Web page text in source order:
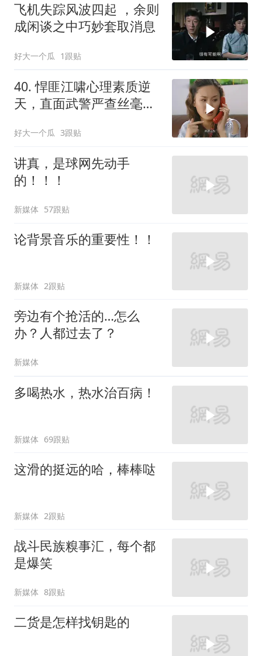
飞机失踪风波四起 ，余则
成闲谈之中巧妙套取消息
好大一个瓜 1跟贴
40. 悍匪江啸心理素质逆
天，直面武警严查丝毫不
好大一个瓜 3跟贴
讲真，是球网先动手
的！！！
新媒体 57跟贴
论背景音乐的重要性！！
新媒体 2跟贴
旁边有个抢活的…怎么
办？人都过去了？
新媒体
多喝热水，热水治百病！
新媒体 69跟贴
这滑的挺远的哈，棒棒哒
新媒体 2跟贴
战斗民族糗事汇，每个都
是爆笑
新媒体 8跟贴
二货是怎样找钥匙的